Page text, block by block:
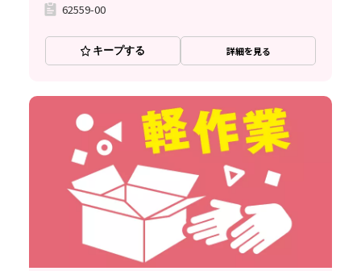
62559-00
キープする 詳細を見る